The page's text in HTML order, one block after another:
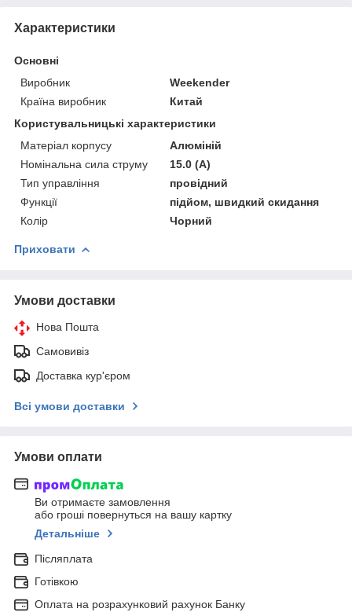
Характеристики
Основні
Виробник
Weekender
Країна виробник
Китай
Користувальницькі характеристики
Матеріал корпусу
Алюміній
Номінальна сила струму
15.0 (А)
Тип управління
провідний
Функції
підйом, швидкий скидання
Колір
Чорний
Приховати
Умови доставки
Нова Пошта
Самовивіз
Доставка кур'єром
Всі умови доставки
Умови оплати
Ви отримаєте замовлення
або гроші повернуться на вашу картку
Детальніше
Післяплата
Готівкою
Оплата на розрахунковий рахунок Банку